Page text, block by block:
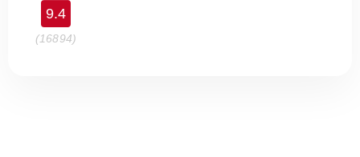
9.4
(16894)